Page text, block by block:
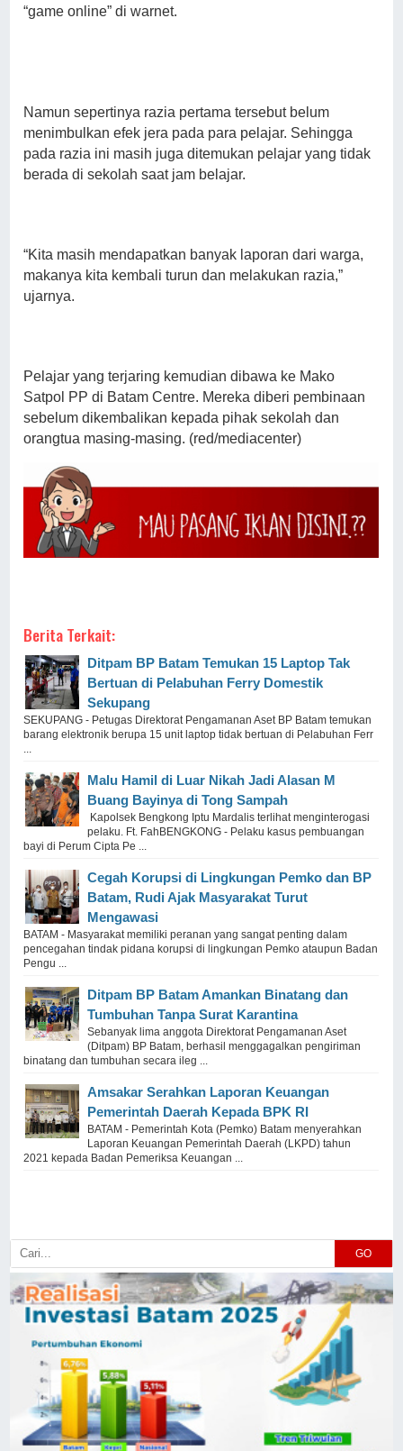
“game online” di warnet.
Namun sepertinya razia pertama tersebut belum
menimbulkan efek jera pada para pelajar. Sehingga
pada razia ini masih juga ditemukan pelajar yang tidak
berada di sekolah saat jam belajar.
“Kita masih mendapatkan banyak laporan dari warga,
makanya kita kembali turun dan melakukan razia,”
ujarnya.
Pelajar yang terjaring kemudian dibawa ke Mako
Satpol PP di Batam Centre. Mereka diberi pembinaan
sebelum dikembalikan kepada pihak sekolah dan
orangtua masing-masing. (red/mediacenter)
Berita Terkait:
Ditpam BP Batam Temukan 15 Laptop Tak
Bertuan di Pelabuhan Ferry Domestik
Sekupang
SEKUPANG - Petugas Direktorat Pengamanan Aset BP Batam temukan
barang elektronik berupa 15 unit laptop tidak bertuan di Pelabuhan Ferr
...
Malu Hamil di Luar Nikah Jadi Alasan M
Buang Bayinya di Tong Sampah
Kapolsek Bengkong Iptu Mardalis terlihat menginterogasi
pelaku. Ft. FahBENGKONG - Pelaku kasus pembuangan
bayi di Perum Cipta Pe ...
Cegah Korupsi di Lingkungan Pemko dan BP
Batam, Rudi Ajak Masyarakat Turut
Mengawasi
BATAM - Masyarakat memiliki peranan yang sangat penting dalam
pencegahan tindak pidana korupsi di lingkungan Pemko ataupun Badan
Pengu ...
Ditpam BP Batam Amankan Binatang dan
Tumbuhan Tanpa Surat Karantina
Sebanyak lima anggota Direktorat Pengamanan Aset
(Ditpam) BP Batam, berhasil menggagalkan pengiriman
binatang dan tumbuhan secara ileg ...
Amsakar Serahkan Laporan Keuangan
Pemerintah Daerah Kepada BPK RI
BATAM - Pemerintah Kota (Pemko) Batam menyerahkan
Laporan Keuangan Pemerintah Daerah (LKPD) tahun
2021 kepada Badan Pemeriksa Keuangan ...
GO